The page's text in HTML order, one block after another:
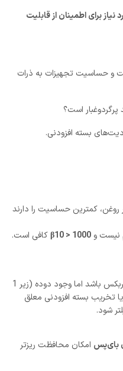
نیاز برای اطمینان از قابلیت
و حساسیت تجهیزات به ذرات
است؟
بسته افزودنی.
روغن، کمترین حساسیت را دارند
نیست و β10 > 1000کافی است.
روغن موتور باید بسیار تمیزتر از روغن گیربکس باشد اما وجود دوده (زیر 1
تخریب بسته افزودنی معلق
شود.
بای‌پس امکان محافظت ریزتر